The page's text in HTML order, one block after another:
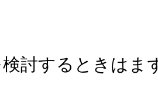
討するときはま